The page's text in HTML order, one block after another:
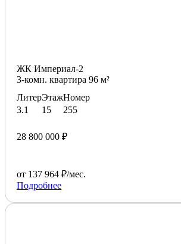
ЖК Империал-2
3-комн. квартира 96 м²
Литер
3.1
Этаж
15
Номер
255
28 800 000 ₽
от 137 964 ₽/мес.
Подробнее